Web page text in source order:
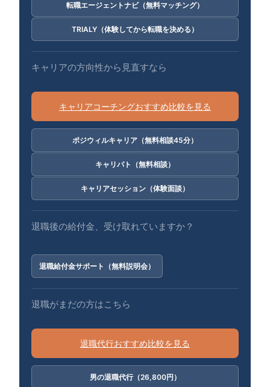
転職エージェントナビ（無料マッチング）
TRIALY（体験してから転職を決める）
キャリアの方向性から見直すなら
キャリアコーチングおすすめ比較を見る
ポジウィルキャリア（無料相談45分）
キャリパト（無料相談）
キャリアセッション（体験面談）
退職後の給付金、受け取れていますか？
退職給付金サポート（無料説明会）
退職がまだの方はこちら
退職代行おすすめ比較を見る
男の退職代行（26,800円）